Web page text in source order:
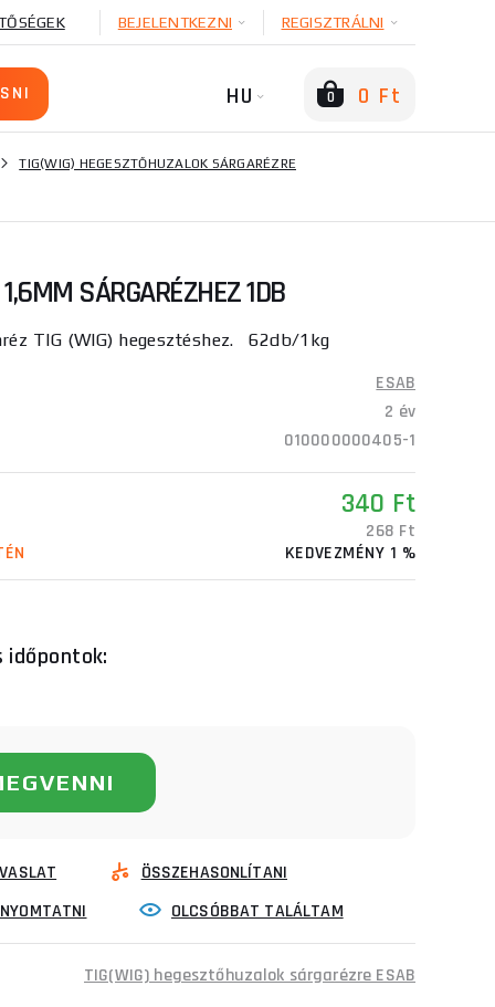
BEJELENTKEZNI REGISZTRÁLNI
HU 0 0 Ft
TIG(WIG) HEGESZTŐHUZALOK SÁRGARÉZRE
SÁRGARÉZHEZ 1DB
TIG (WIG) hegesztéshez. 62db/1kg
ESAB
2 év
010000000405-1
340 Ft
268 Ft
KEDVEZMÉNY 1 %
időpontok:
ÖSSZEHASONLÍTANI
OLCSÓBBAT TALÁLTAM
TIG(WIG) hegesztőhuzalok sárgarézre ESAB